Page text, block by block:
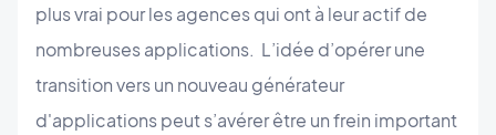
plus vrai pour les agences qui ont à leur actif de
nombreuses applications. L’idée d’opérer une
transition vers un nouveau générateur
d'applications peut s’avérer être un frein important